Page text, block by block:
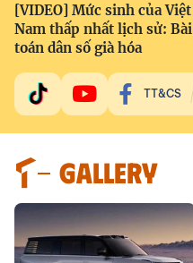
[VIDEO] Mức sinh của Việt
Nam thấp nhất lịch sử: Bài
toán dân số già hóa
TT&CS
GALLERY